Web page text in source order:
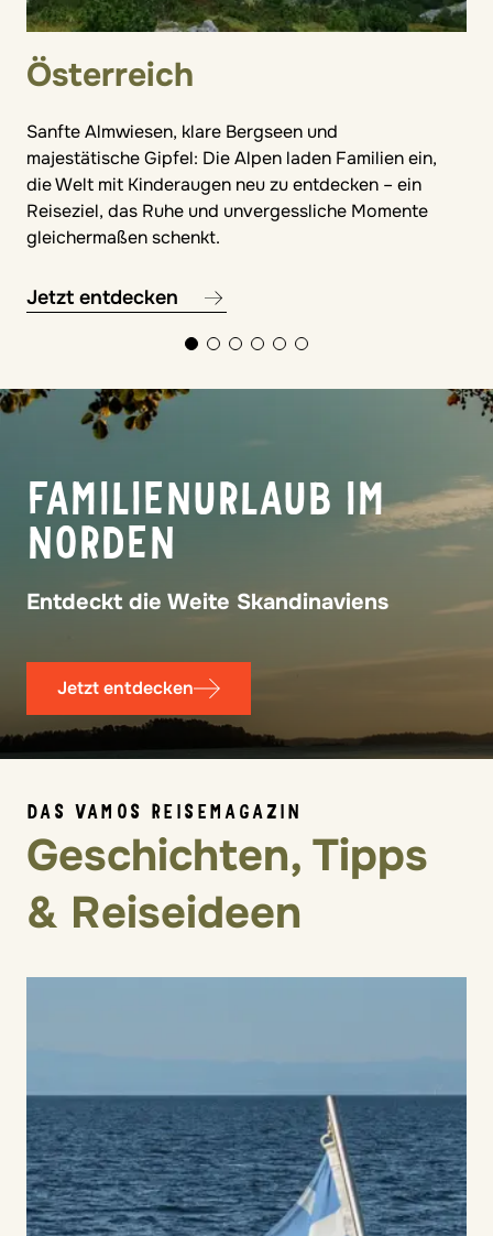
Österreich
Sanfte Almwiesen, klare Bergseen und
majestätische Gipfel: Die Alpen laden Familien ein,
die Welt mit Kinderaugen neu zu entdecken – ein
Reiseziel, das Ruhe und unvergessliche Momente
gleichermaßen schenkt.
Jetzt entdecken
FAMILIE PUR
Familienurlaub ohne Programm, voller
Gemeinsamkeit
DAS VAMOS REISEMAGAZIN
Geschichten, Tipps
& Reiseideen